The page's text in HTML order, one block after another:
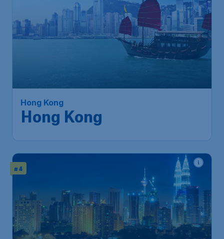
€436*
à partir de
Bruxelles-National
Hong Kong ,
international de Hong Kong
Trouvé il y a 1h Air China
# 4